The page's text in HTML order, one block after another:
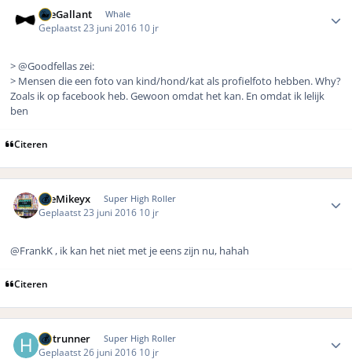
TheGallant Whale
Geplaatst 23 juni 2016 10 jr
> @Goodfellas zei:
> Mensen die een foto van kind/hond/kat als profielfoto hebben. Why?
Zoals ik op facebook heb. Gewoon omdat het kan. En omdat ik lelijk
ben
Citeren
TheMikeyx Super High Roller
Geplaatst 23 juni 2016 10 jr
@FrankK , ik kan het niet met je eens zijn nu, hahah
Citeren
Hotrunner Super High Roller
Geplaatst 26 juni 2016 10 jr